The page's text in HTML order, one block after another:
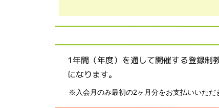
1年間（年度）を通して開催する登録制
になります。
※入会月のみ最初の2ヶ月分をお支払いいただ